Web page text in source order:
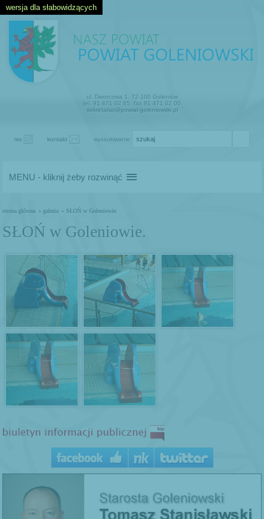
wersja dla słabowidzących
ul. Dworcowa 1, 72-100 Goleniów
tel. 91 471 02 65, fax 91 471 02 00
sekretariat@powiat-goleniowski.pl
rss kontakt wyszukiwanie
MENU - kliknij żeby rozwinąć
strona główna » galeria » SŁOŃ w Goleniowie.
SŁOŃ w Goleniowie.